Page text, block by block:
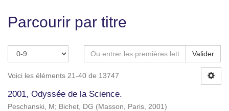
Parcourir par titre
Valider
Voici les éléments 21-40 de 13747
2001, Odyssée de la Science.
Peschanski, M ; Bichet, DG (Masson, Paris, 2001)